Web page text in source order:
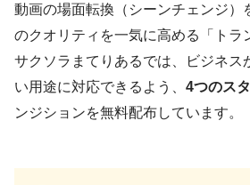
動画の場面転換（シーンチェンジ）
のクオリティを一気に高める「トラ
サクソラまてりあるでは、ビジネス
い用途に対応できるよう、 4つのス
ンジションを無料配布しています。